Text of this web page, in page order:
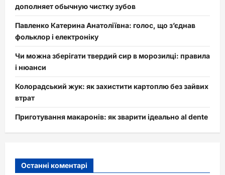
дополняет обычную чистку зубов
Павленко Катерина Анатоліївна: голос, що з’єднав
фольклор і електроніку
Чи можна зберігати твердий сир в морозилці: правила
і нюанси
Колорадський жук: як захистити картоплю без зайвих
втрат
Приготування макаронів: як зварити ідеально al dente
Останні коментарі